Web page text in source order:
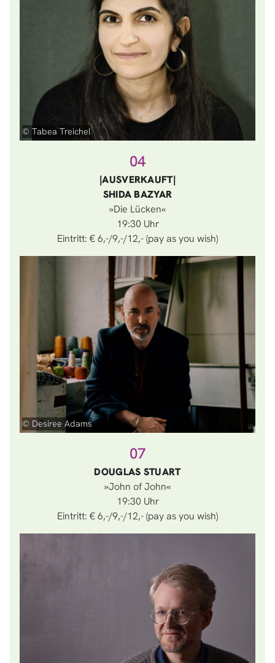
© Tabea Treichel
04
|AUSVERKAUFT|
SHIDA BAZYAR
»Die Lücken«
19:30
Eintritt: € 6,-/9,-/12,- (pay as you wish)
© Desiree Adams
07
DOUGLAS STUART
»John of John«
19:30
Eintritt: € 6,-/9,-/12,- (pay as you wish)